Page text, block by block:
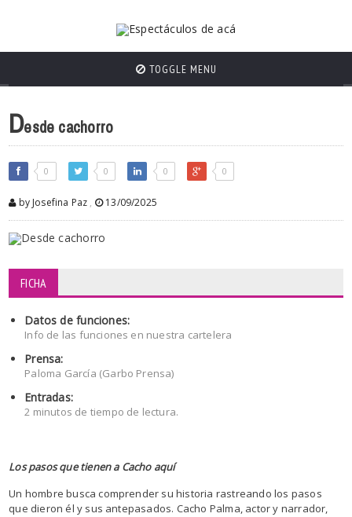
TOGGLE MENU
Desde cachorro
0 0 0 0
by Josefina Paz , 13/09/2025
FICHA
Datos de funciones:
Info de las funciones en nuestra cartelera
Prensa:
Paloma García (Garbo Prensa)
Entradas:
2 minutos de tiempo de lectura.
Los pasos que tienen a Cacho aquí
Un hombre busca comprender su historia rastreando los pasos
que dieron él y sus antepasados. Cacho Palma, actor y narrador,